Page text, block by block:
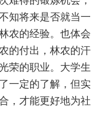
知将来是否就当一
农的经验。也体会
的付出，林农的汗
荣的职业。大学生
一定的了解，但实
，才能更好地为社